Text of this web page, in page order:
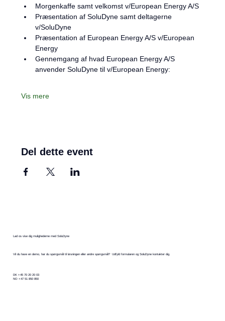
Morgenkaffe samt velkomst v/European Energy A/S
Præsentation af SoluDyne samt deltagerne
v/SoluDyne
Præsentation af European Energy A/S v/European
Energy
Gennemgang af hvad European Energy A/S
anvender SoluDyne til v/European Energy:
Vis mere
Del dette event
Lad os vise dig mulighederne med SoluDyne
Vil du have en demo, har du spørgsmål til løsningen eller andre spørgsmål? Udfyld formularen og SoluDyne kontakter dig.
DK +45 70 20 20 03
NO +47 51 850 850